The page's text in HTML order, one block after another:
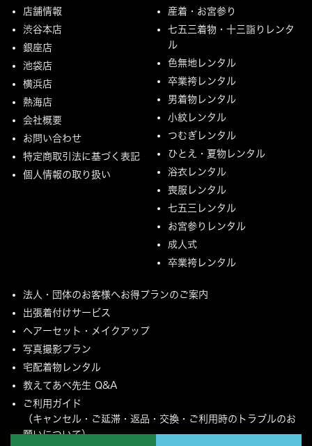
店舗情報
渋谷本店
銀座店
池袋店
横浜店
熱海店
会社概要
お問い合わせ
特定商取引法に基づく表記
個人情報の取り扱い
産着・お宮参り
七五三着物・十三詣りレンタ
ル
色無地レンタル
卒業袴レンタル
男着物レンタル
小紋レンタル
つむぎレンタル
ひとえ・夏物レンタル
浴衣レンタル
喪服レンタル
七五三レンタル
お宮参りレンタル
成人式
卒業袴レンタル
法人・団体のお客様へお得プランのご案内
出張着付けサービス
ヘアーセット・メイクアップ
写真撮影プラン
宅配着物レンタル
教えてあべ先生 Q&A
ご利用ガイド
（キャンセル・ご延滞・返品・交換・ご利用時のトラブルのお
願いについて）